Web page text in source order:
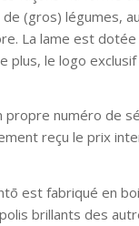
(gros) légumes,
La lame est
plus, le logo
propre numéro de
reçu le prix
est fabriqué en
brillants des